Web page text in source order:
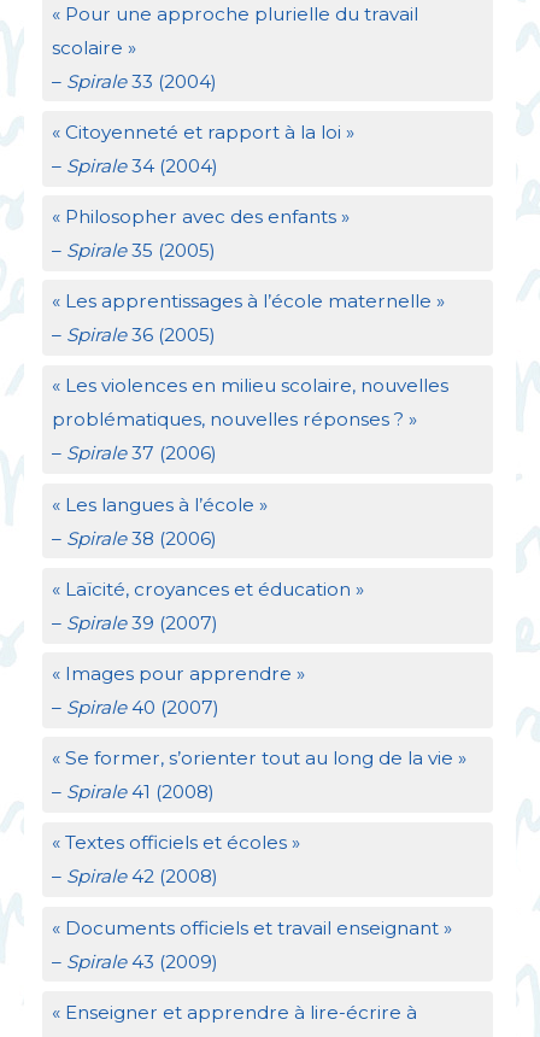
« Pour une approche plurielle du travail
scolaire »
– Spirale33 (2004)
« Citoyenneté et rapport à la loi »
– Spirale34 (2004)
« Philosopher avec des enfants »
– Spirale35 (2005)
« Les apprentissages à l’école maternelle »
– Spirale36 (2005)
« Les violences en milieu scolaire, nouvelles
problématiques, nouvelles réponses ? »
– Spirale37 (2006)
« Les langues à l’école »
– Spirale38 (2006)
« Laïcité, croyances et éducation »
– Spirale39 (2007)
« Images pour apprendre »
– Spirale40 (2007)
« Se former, s’orienter tout au long de la vie »
– Spirale41 (2008)
« Textes officiels et écoles »
– Spirale42 (2008)
« Documents officiels et travail enseignant »
– Spirale43 (2009)
« Enseigner et apprendre à lire-écrire à